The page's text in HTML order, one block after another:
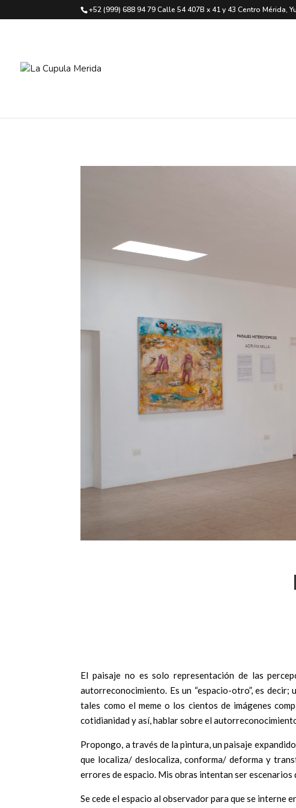
+52 (999) 688 94 79 Calle 54 407B x 41 y 43 Centro Mérida,
El paisaje no es solo representación de las
autorreconocimiento. Es un “espacio-otro”, es
tales como el meme o los cientos de imágenes
cotidianidad y así, hablar sobre el
Propongo, a través de la pintura, un paisaje
que localiza/ deslocaliza, conforma/ deforma y
errores de espacio. Mis obras intentan ser escenarios
Se cede el espacio al observador para que se interne